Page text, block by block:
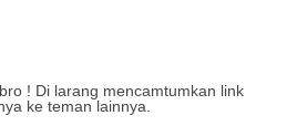
! Di larang mencamtumkan link
ke teman lainnya.